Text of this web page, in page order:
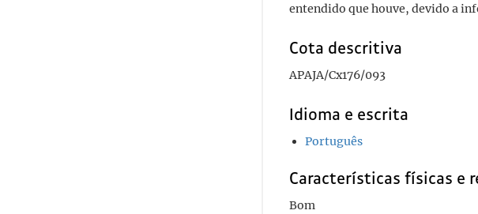
entendido que houve, devido a
Cota descritiva
APAJA/Cx176/093
Idioma e escrita
Português
Características físicas e
Bom